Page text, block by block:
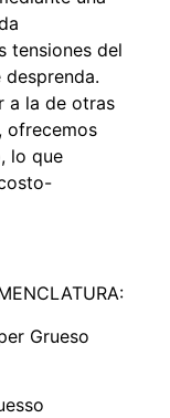
tensiones del
a la de otras
ofrecemos
lo que
Grueso